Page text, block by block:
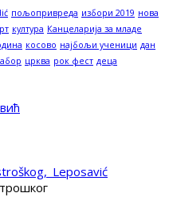
пољопривреда избори 2019 нова
култура Канцеларија за младе
косово најбољи ученици дан
црква рок фест деца